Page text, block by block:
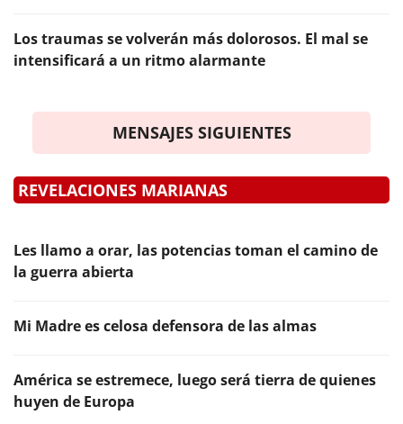
Los traumas se volverán más dolorosos. El mal se
intensificará a un ritmo alarmante
MENSAJES SIGUIENTES
REVELACIONES MARIANAS
Les llamo a orar, las potencias toman el camino de
la guerra abierta
Mi Madre es celosa defensora de las almas
América se estremece, luego será tierra de quienes
huyen de Europa